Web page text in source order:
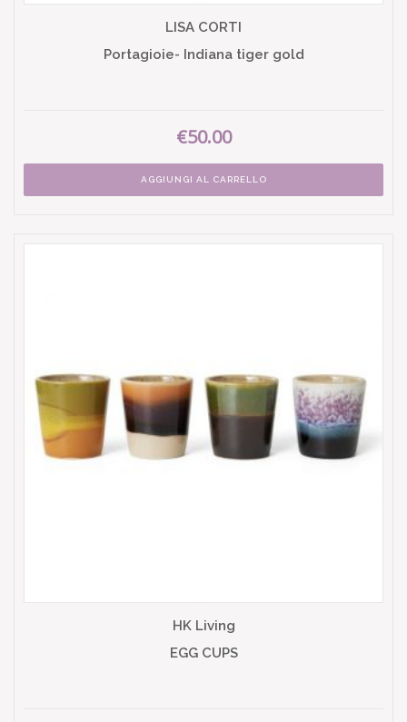
LISA CORTI
Portagioie- Indiana tiger gold
€50.00
AGGIUNGI AL CARRELLO
HK Living
EGG CUPS